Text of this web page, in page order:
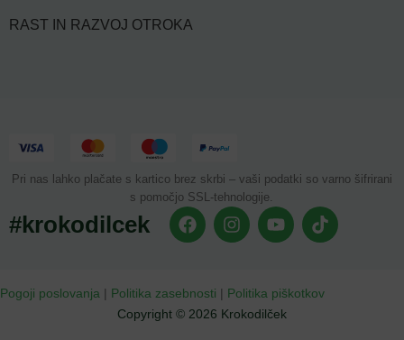
RAST IN RAZVOJ OTROKA
Pri nas lahko plačate s kartico brez skrbi – vaši podatki so varno šifrirani
s pomočjo SSL-tehnologije.
#krokodilcek
Copyright © 2026 Krokodilček
Pogoji poslovanja | Politika zasebnosti | Politika piškotkov